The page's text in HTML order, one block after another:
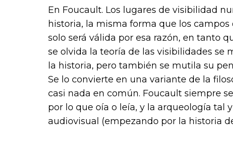
En Foucault. Los lugares de visibilidad
historia, la misma forma que los
solo será válida por esa razón, en tanto
se olvida la teoría de las visibilidades
la historia, pero también se mutila su
Se lo convierte en una variante de la
casi nada en común. Foucault siempre
por lo que oía o leía, y la arqueología tal
audiovisual (empezando por la historia